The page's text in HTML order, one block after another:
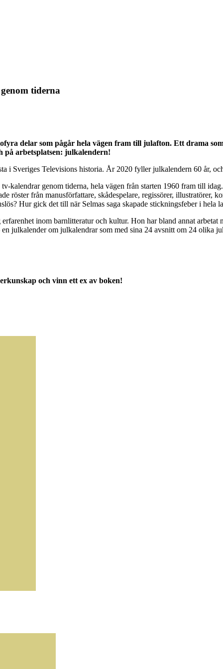
tiderna
delar som pågår hela vägen fram till julafton. Ett drama
på arbetsplatsen: julkalendern!
i Sveriges Televisions historia. År 2020 fyller julkalendern 60 år,
kalendrar genom tiderna, hela vägen från starten 1960 fram till
röster från manusförfattare, skådespelare, regissörer, illustratörer,
Hur gick det till när Selmas saga skapade stickningsfeber i
inom barnlitteratur och kultur. Hon har bland annat
julkalender om julkalendrar som med sina 24 avsnitt om 24 olika
och vinn ett ex av boken!